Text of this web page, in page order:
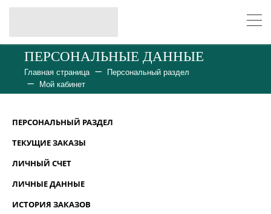
ПЕРСОНАЛЬНЫЕ ДАННЫЕ
Главная страница
Персональный раздел
Мой кабинет
ПЕРСОНАЛЬНЫЙ РАЗДЕЛ
ТЕКУЩИЕ ЗАКАЗЫ
ЛИЧНЫЙ СЧЕТ
ЛИЧНЫЕ ДАННЫЕ
ИСТОРИЯ ЗАКАЗОВ